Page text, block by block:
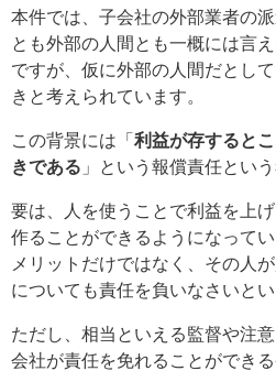
本件では、子会社の外部業者の
とも外部の人間とも一概には言
ですが、仮に外部の人間だとし
きと考えられています。
この背景には「 利益が存すると
きである 」という報償責任とい
要は、人を使うことで利益を上
作ることができるようになって
メリットだけではなく、その人
についても責任を負いなさいとい
ただし、相当といえる監督や注
会社が責任を免れることができる